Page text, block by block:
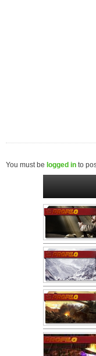
You must be logged in to